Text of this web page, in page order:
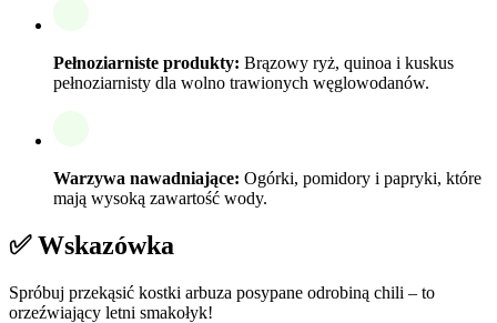
Pełnoziarniste produkty: Brązowy ryż, quinoa i kuskus
pełnoziarnisty dla wolno trawionych węglowodanów.
Warzywa nawadniające: Ogórki, pomidory i papryki, które
mają wysoką zawartość wody.
✅ Wskazówka
Spróbuj przekąsić kostki arbuza posypane odrobiną chili – to
orzeźwiający letni smakołyk!